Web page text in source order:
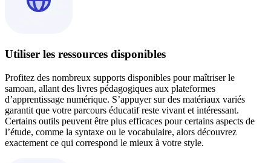
Utiliser les ressources disponibles
Profitez des nombreux supports disponibles pour maîtriser le
samoan, allant des livres pédagogiques aux plateformes
d’apprentissage numérique. S’appuyer sur des matériaux variés
garantit que votre parcours éducatif reste vivant et intéressant.
Certains outils peuvent être plus efficaces pour certains aspects de
l’étude, comme la syntaxe ou le vocabulaire, alors découvrez
exactement ce qui correspond le mieux à votre style.